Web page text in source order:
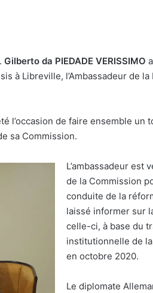
Gilberto da PIEDADE VERISSIMO
à Libreville, l’Ambassadeur de
de faire ensemble un
sa Commission.
L’ambassadeur est
de la Commission
conduite de la
laissé informer sur
celle-ci, à base du
institutionnelle de
en octobre 2020.
Le diplomate